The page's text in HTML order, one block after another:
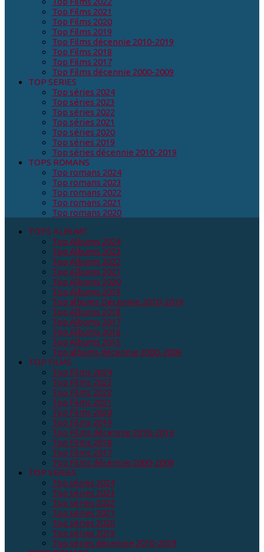
Top Films 2021
Top Films 2020
Top Films 2019
Top Films décennie 2010-2019
Top Films 2018
Top Films 2017
Top Films décennie 2000-2009
TOP SERIES
Top séries 2024
Top séries 2023
Top séries 2022
Top séries 2021
Top séries 2020
Top séries 2019
Top séries décennie 2010-2019
TOPS ROMANS
Top romans 2024
Top romans 2023
Top romans 2022
Top romans 2021
Top romans 2020
TOPS ALBUMS
Top Albums 2024
Top Albums 2023
Top Albums 2022
Top Albums 2021
Top Albums 2020
Top Albums 2019
Top albums Décennie 2010-2019
Top Albums 2018
Top Albums 2017
Top Albums 2016
Top Albums 2015
Top albums décennie 2000-2009
TOP FILMS
Top Films 2024
Top Films 2023
Top Films 2022
Top Films 2021
Top Films 2020
Top Films 2019
Top Films décennie 2010-2019
Top Films 2018
Top Films 2017
Top Films décennie 2000-2009
TOP SERIES
Top séries 2024
Top séries 2023
Top séries 2022
Top séries 2021
Top séries 2020
Top séries 2019
Top séries décennie 2010-2019